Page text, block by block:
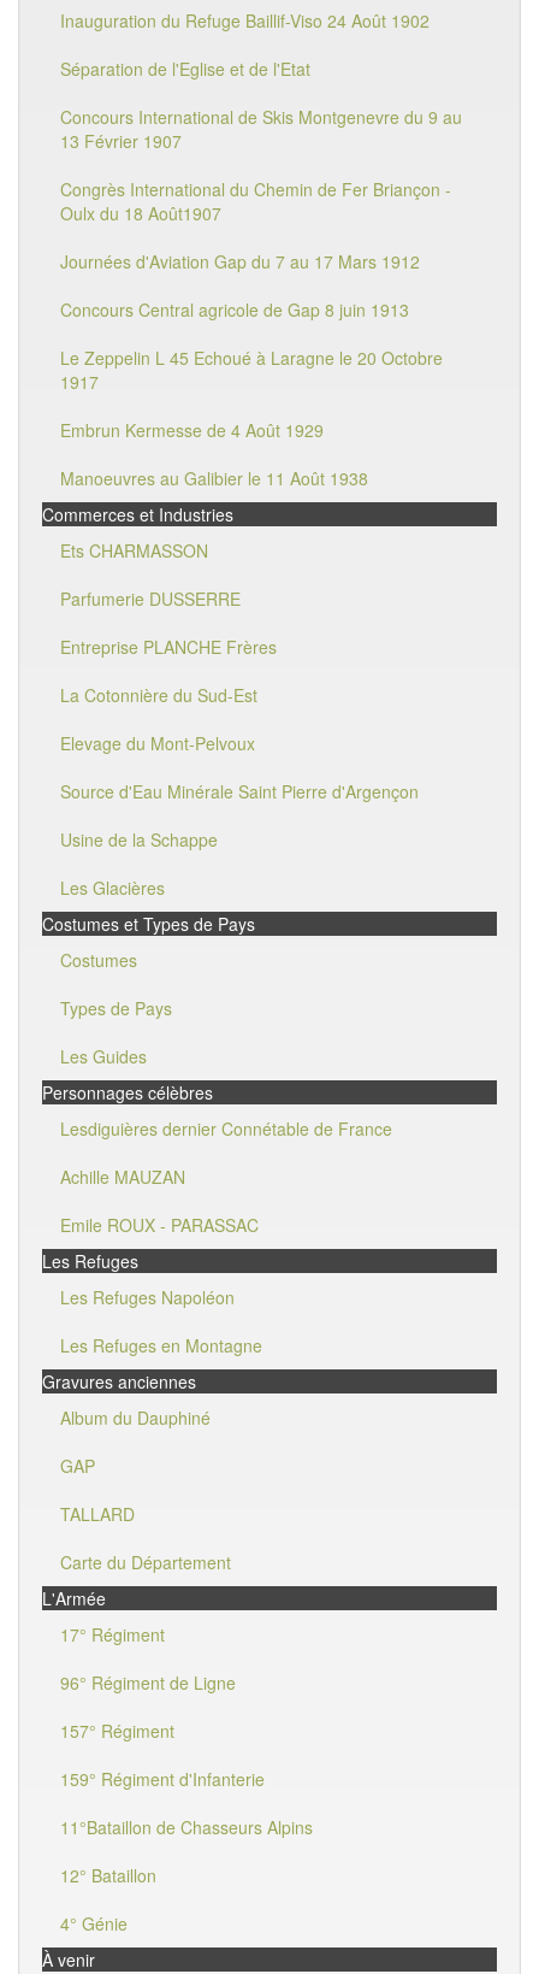
Inauguration du Refuge Baillif-Viso 24 Août 1902
Séparation de l'Eglise et de l'Etat
Concours International de Skis Montgenevre du 9 au
13 Février 1907
Congrès International du Chemin de Fer Briançon -
Oulx du 18 Août1907
Journées d'Aviation Gap du 7 au 17 Mars 1912
Concours Central agricole de Gap 8 juin 1913
Le Zeppelin L 45 Echoué à Laragne le 20 Octobre
1917
Embrun Kermesse de 4 Août 1929
Manoeuvres au Galibier le 11 Août 1938
Commerces et Industries
Ets CHARMASSON
Parfumerie DUSSERRE
Entreprise PLANCHE Frères
La Cotonnière du Sud-Est
Elevage du Mont-Pelvoux
Source d'Eau Minérale Saint Pierre d'Argençon
Usine de la Schappe
Les Glacières
Costumes et Types de Pays
Costumes
Types de Pays
Les Guides
Personnages célèbres
Lesdiguières dernier Connétable de France
Achille MAUZAN
Emile ROUX - PARASSAC
Les Refuges
Les Refuges Napoléon
Les Refuges en Montagne
Gravures anciennes
Album du Dauphiné
GAP
TALLARD
Carte du Département
L'Armée
17° Régiment
96° Régiment de Ligne
157° Régiment
159° Régiment d'Infanterie
11°Bataillon de Chasseurs Alpins
12° Bataillon
4° Génie
À venir